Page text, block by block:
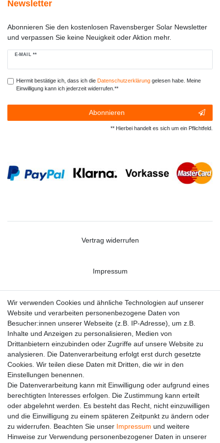
Newsletter
Abonnieren Sie den kostenlosen Ravensberger Solar Newsletter
und verpassen Sie keine Neuigkeit oder Aktion mehr.
E-MAIL **
Newsletter
Hiermit bestätige ich, dass ich die Daten­schutz­erklärunggelesen habe. Meine
Einwilligung kann ich jederzeit widerrufen.**
Abonnieren
** Hierbei handelt es sich um ein Pflichtfeld.
Vertrag widerrufen
Impressum
Datenschutzerklärung
Kontakt
Alle auf dieser Webseite dargestellten Produkte und
Wir verwenden Cookies und ähnliche Technologien auf unserer
Website und verarbeiten personenbezogene Daten von
Besucher:innen unserer Webseite (z.B. IP-Adresse), um z.B.
Inhalte und Anzeigen zu personalisieren, Medien von
Drittanbietern einzubinden oder Zugriffe auf unsere Website zu
analysieren. Die Datenverarbeitung erfolgt erst durch gesetzte
Cookies. Wir teilen diese Daten mit Dritten, die wir in den
Einstellungen benennen.
Die Datenverarbeitung kann mit Einwilligung oder aufgrund eines
berechtigten Interesses erfolgen. Die Zustimmung kann erteilt
oder abgelehnt werden. Es besteht das Recht, nicht einzuwilligen
und die Einwilligung zu einem späteren Zeitpunkt zu ändern oder
zu widerrufen. Beachten Sie unser Impressum und weitere
Hinweise zur Verwendung personenbezogener Daten in unserer